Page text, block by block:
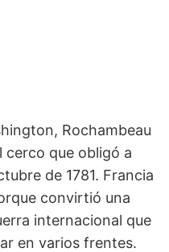
Rochambeau
cerco que obligó a
de 1781. Francia
convirtió una
internacional que
en varios frentes.